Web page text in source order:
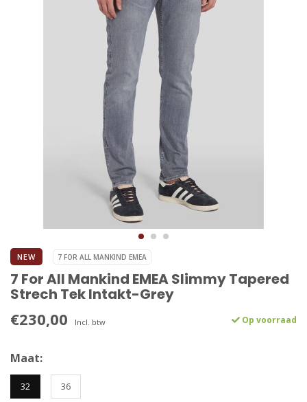
NEW 7 FOR ALL MANKIND EMEA
7 For All Mankind EMEA Slimmy Tapered
Strech Tek Intakt-Grey
€230,00 Incl. btw Op voorraad
Maat:
32 36